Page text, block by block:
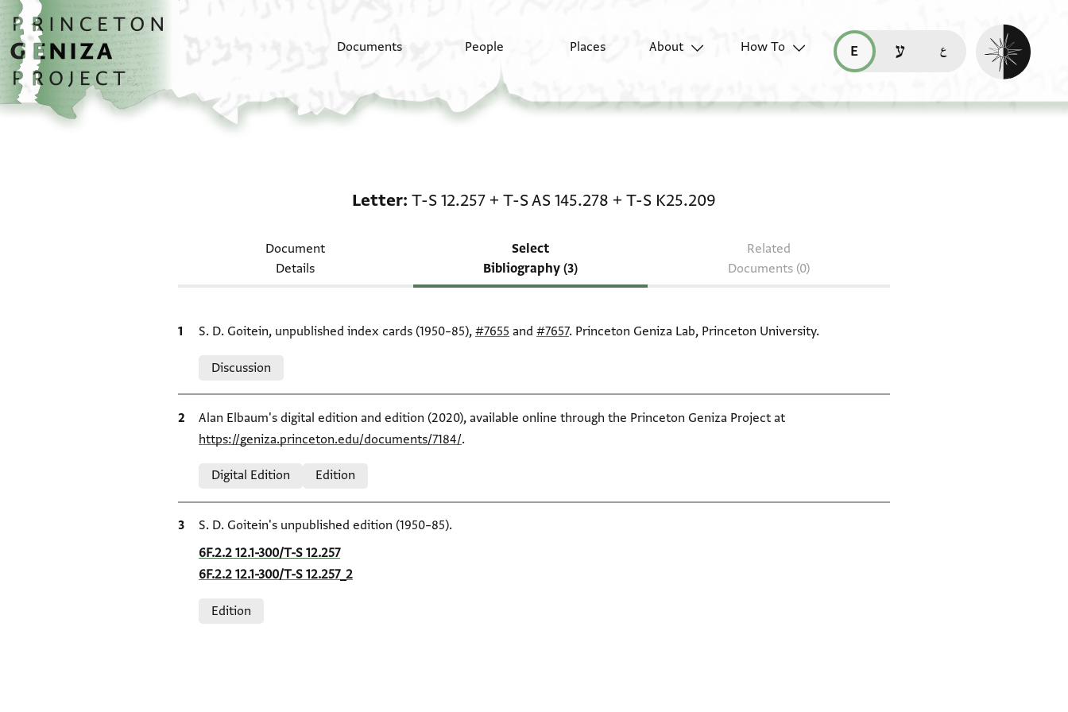
Skip to main content
home
Documents People Places About
How To
read this page in English (en)
קריאת העמוד ב-עברית (he)
Enable dark
Letter T-S 12.257 + T-S AS 145.278 + T-S K25.209
Document
Details
Select
Bibliography (3)
Related
Documents (0)
Bibliographic citation
S. D. Goitein, unpublished index cards (1950–85), #7655 and #7657. Princeton Geniza Lab, Princeton University.
Discussion
Bibliographic citation
Alan Elbaum's digital edition and edition (2020), available online through the Princeton Geniza Project at
https://geniza.princeton.edu/documents/7184/.
Digital Edition
Edition
Bibliographic citation
S. D. Goitein's unpublished edition (1950–85).
Location in source
6F.2.2 12.1-300/T-S 12.257
6F.2.2 12.1-300/T-S 12.257_2
Edition